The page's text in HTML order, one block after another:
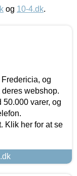
og 10-4.dk.
og
webshop.
50.000 varer, og
Klik her for at se